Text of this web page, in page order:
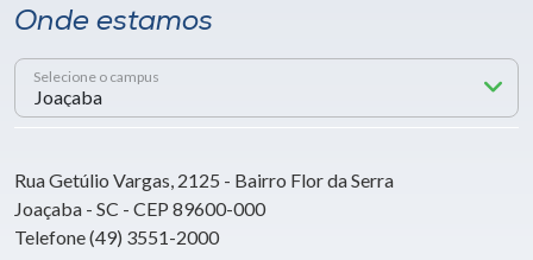
Onde estamos
Selecione o campus
Rua Getúlio Vargas, 2125 - Bairro Flor da Serra
Joaçaba - SC - CEP 89600-000
Telefone (49) 3551-2000